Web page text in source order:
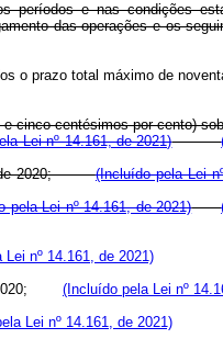
períodos e nas condições
das operações e os
o prazo total máximo de
cinco centésimos por cento)
Lei nº 14.161, de 2021)
de 2020;(Incluído pela Lei
pela Lei nº 14.161, de 2021)
Lei nº 14.161, de 2021)
2020; (Incluído pela Lei nº
Lei nº 14.161, de 2021)